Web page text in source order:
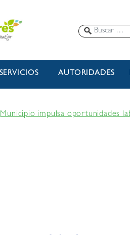
SERVICIOS AUTORIDADES
Municipio impulsa oportunidades